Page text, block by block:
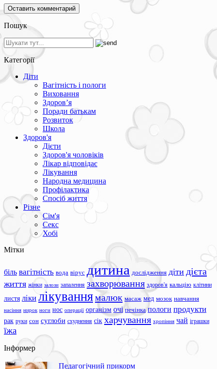
Пошук
Категорії
Діти
Вагітність і пологи
Виховання
Здоров’я
Поради батькам
Розвиток
Школа
Здоров'я
Дієти
Здоров'я чоловіків
Лікар відповідає
Лікування
Народна медицина
Профілактика
Спосіб життя
Різне
Сім'я
Секс
Хобі
Мітки
біль вагітність вода вірус дитина дослідження діти дієта
життя жінки залози запалення захворювання здоров'я кальцію клітини
листя ліки лікуваннямалюк масаж мед мозок навчання
насіння нирок ноги нос операції організм очі печінка пологи продукти
рак руки сон суглоби схуднення сік харчування хропіння чай іграшки
їжа
Інформер
Педагогічний прикорм